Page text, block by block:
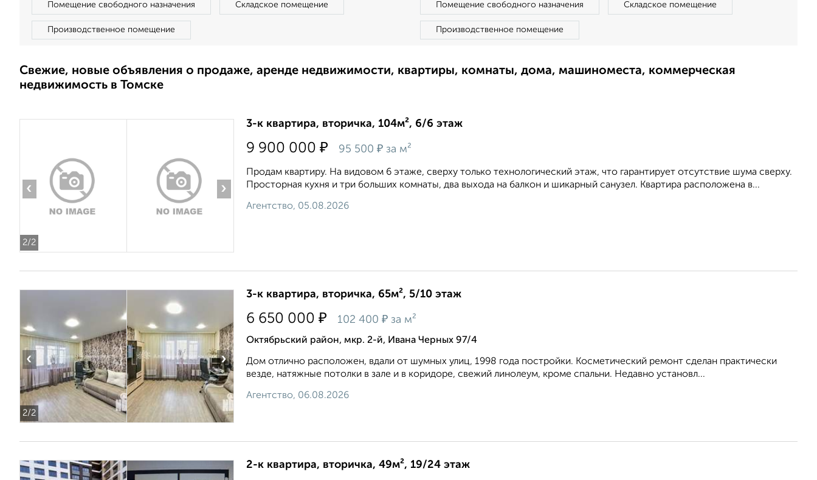
Помещение свободного назначения Складское помещение
Производственное помещение
Помещение свободного назначения Складское помещение
Производственное помещение
Свежие, новые объявления о продаже, аренде недвижимости, квартиры, комнаты, дома, машиноместа, коммерческая
недвижимость в Томске
2/2
‹ ›
3-к квартира, вторичка, 104м², 6/6 этаж
9 900 000 ₽ 95 500 ₽ за м²
Продам квартиру. На видовом 6 этаже, сверху только технологический этаж, что гарантирует отсутствие шума сверху.
Просторная кухня и три больших комнаты, два выхода на балкон и шикарный санузел. Квартира расположена в...
Агентство, 05.08.2026
2/2
‹ ›
3-к квартира, вторичка, 65м², 5/10 этаж
6 650 000 ₽ 102 400 ₽ за м²
Октябрьский район, мкр. 2-й, Ивана Черных 97/4
Дом отлично расположен, вдали от шумных улиц, 1998 года постройки. Косметический ремонт сделан практически
везде, натяжные потолки в зале и в коридоре, свежий линолеум, кроме спальни. Недавно установл...
Агентство, 06.08.2026
2-к квартира, вторичка, 49м², 19/24 этаж